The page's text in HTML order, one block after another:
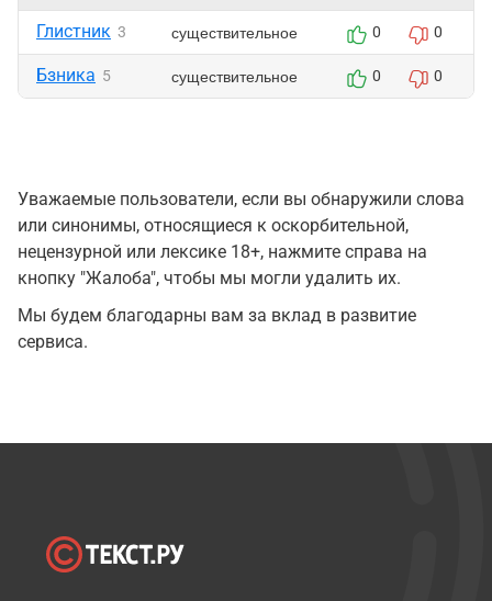
Глистник 3 существительное 0 0
Бзника 5 существительное 0 0
Уважаемые пользователи, если вы обнаружили слова
или синонимы, относящиеся к оскорбительной,
нецензурной или лексике 18+, нажмите справа на
кнопку "Жалоба", чтобы мы могли удалить их.
Мы будем благодарны вам за вклад в развитие
сервиса.